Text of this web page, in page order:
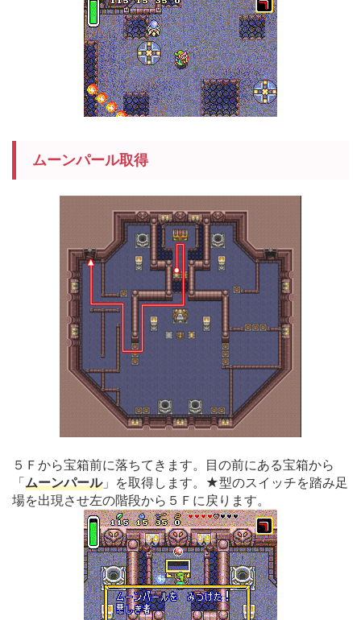
ムーンパール取得
５Ｆから宝箱前に落ちてきます。目の前にある宝箱から
「ムーンパール」を取得します。★型のスイッチを踏み足
場を出現させ左の階段から５Ｆに戻ります。